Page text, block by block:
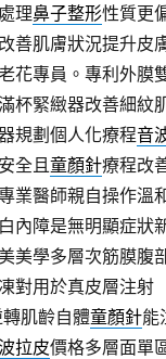
理鼻子整形性質更
善肌膚狀況提升皮
花專員。專利外膜
杯緊緻器改善細紋
規劃個人化療程音
全且童顏針療程改
業醫師親自操作溫
內障是無明顯症狀
美學多層次筋膜腹
對用於真皮層注射
肌齡自體童顏針能
拉皮價格多層面單